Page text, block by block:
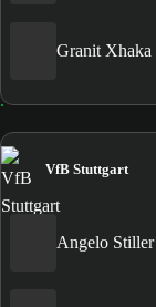
Granit Xhaka
VfB Stuttgart
Angelo Stiller